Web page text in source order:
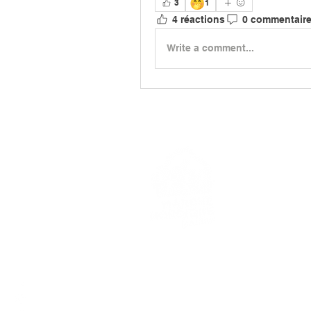
3 1
4 réactions 0 commentaire
Write a comment...